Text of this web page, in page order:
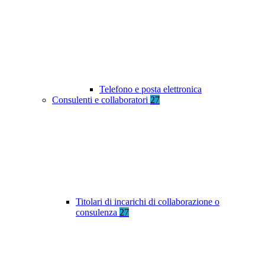
Telefono e posta elettronica
Consulenti e collaboratori 27
Titolari di incarichi di collaborazione o
consulenza 27